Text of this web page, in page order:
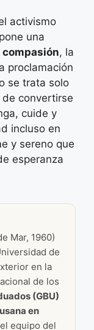
activismo
una
compasión, la
proclamación
se trata solo
convertirse
cuide y
incluso en
y sereno que
esperanza
Mar, 1960)
de
en la
de los
(GBU)
en
equipo del